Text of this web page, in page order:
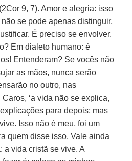
9, 7). Amor e alegria: isso
se pode apenas distinguir,
É preciso se envolver.
Em dialeto humano: é
Entenderam? Se vocês não
as mãos, nunca serão
no outro, nas
‘a vida não se explica,
para depois; mas
Isso não é meu, foi um
quem disse isso. Vale ainda
a vida cristã se vive. A